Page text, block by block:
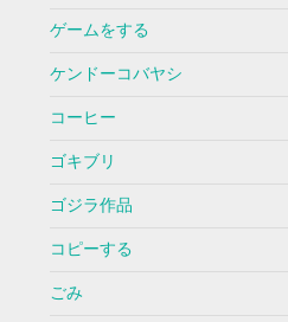
ゲームをする
ケンドーコバヤシ
コーヒー
ゴキブリ
ゴジラ作品
コピーする
ごみ